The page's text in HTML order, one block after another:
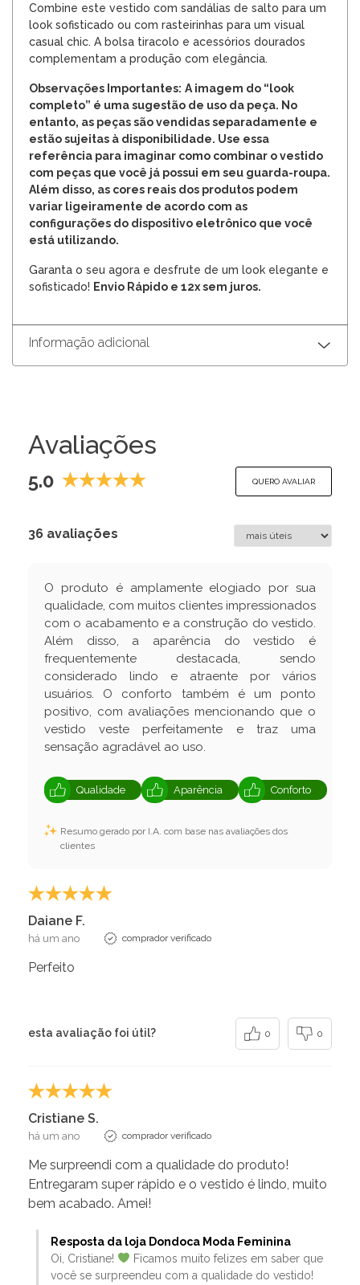
Combine este vestido com sandálias de salto para um
look sofisticado ou com rasteirinhas para um visual
casual chic. A bolsa tiracolo e acessórios dourados
complementam a produção com elegância.
Observações Importantes: A imagem do “look
completo” é uma sugestão de uso da peça. No
entanto, as peças são vendidas separadamente e
estão sujeitas à disponibilidade. Use essa
referência para imaginar como combinar o vestido
com peças que você já possui em seu guarda-roupa.
Além disso, as cores reais dos produtos podem
variar ligeiramente de acordo com as
configurações do dispositivo eletrônico que você
está utilizando.
Garanta o seu agora e desfrute de um look elegante e
sofisticado! Envio Rápido e 12x sem juros.
Informação adicional
Avaliações
5.0 QUERO AVALIAR
36 avaliações
O produto é amplamente elogiado por sua
qualidade, com muitos clientes impressionados
com o acabamento e a construção do vestido.
Além disso, a aparência do vestido é
frequentemente destacada, sendo
considerado lindo e atraente por vários
usuários. O conforto também é um ponto
positivo, com avaliações mencionando que o
vestido veste perfeitamente e traz uma
sensação agradável ao uso.
Qualidade Aparência Conforto
Resumo gerado por I.A. com base nas avaliações dos
clientes
Daiane F.
há um ano comprador verificado
Perfeito
esta avaliação foi útil? 0 0
Cristiane S.
há um ano comprador verificado
Me surpreendi com a qualidade do produto!
Entregaram super rápido e o vestido é lindo, muito
bem acabado. Amei!
Resposta da loja Dondoca Moda Feminina
Oi, Cristiane!
Ficamos muito felizes em saber que
você se surpreendeu com a qualidade do vestido!